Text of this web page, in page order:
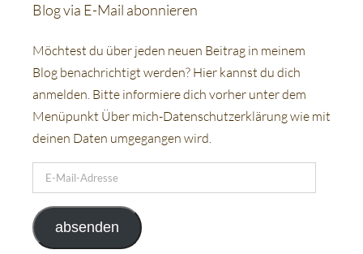
Blog via E-Mail abonnieren
Möchtest du über jeden neuen Beitrag in meinem
Blog benachrichtigt werden? Hier kannst du dich
anmelden. Bitte informiere dich vorher unter dem
Menüpunkt Über mich-Datenschutzerklärung wie mit
deinen Daten umgegangen wird.
Mail-
Adresse
absenden